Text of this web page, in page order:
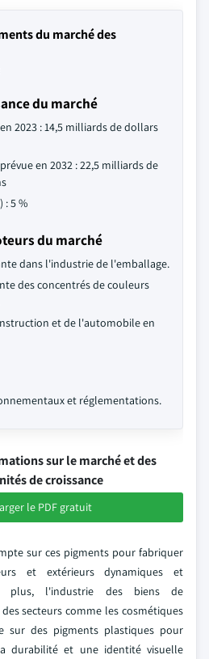
du marché des
du marché
2023 : 14,5 milliards de dollars
en 2032 : 22,5 milliards de
: 5 %
du marché
dans l'industrie de l'emballage.
des concentrés de couleurs
et de l'automobile en
et réglementations.
sur le marché et des
de croissance
le PDF gratuit
sur ces pigments pour fabriquer
et extérieurs dynamiques et
plus, l'industrie des biens de
secteurs comme les cosmétiques
sur des pigments plastiques pour
durabilité et une identité visuelle